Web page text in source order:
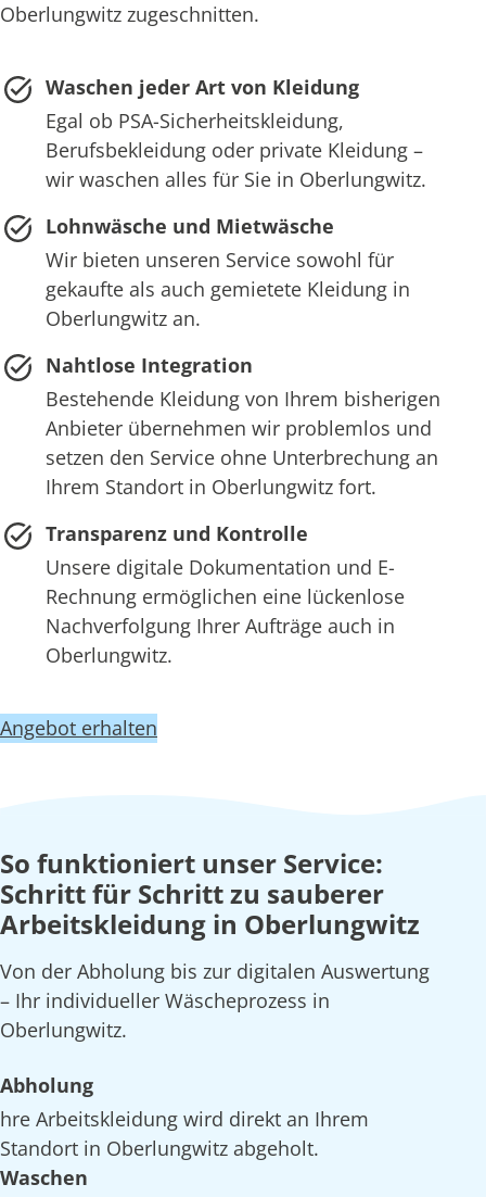
Oberlungwitz zugeschnitten.
Waschen jeder Art von Kleidung
Egal ob PSA-Sicherheitskleidung,
Berufsbekleidung oder private Kleidung –
wir waschen alles für Sie in Oberlungwitz.
Lohnwäsche und Mietwäsche
Wir bieten unseren Service sowohl für
gekaufte als auch gemietete Kleidung in
Oberlungwitz an.
Nahtlose Integration
Bestehende Kleidung von Ihrem bisherigen
Anbieter übernehmen wir problemlos und
setzen den Service ohne Unterbrechung an
Ihrem Standort in Oberlungwitz fort.
Transparenz und Kontrolle
Unsere digitale Dokumentation und E-
Rechnung ermöglichen eine lückenlose
Nachverfolgung Ihrer Aufträge auch in
Oberlungwitz.
Angebot erhalten
So funktioniert unser Service:
Schritt für Schritt zu sauberer
Arbeitskleidung in Oberlungwitz
Von der Abholung bis zur digitalen Auswertung
– Ihr individueller Wäscheprozess in
Oberlungwitz.
Abholung
hre Arbeitskleidung wird direkt an Ihrem
Standort in Oberlungwitz abgeholt.
Waschen